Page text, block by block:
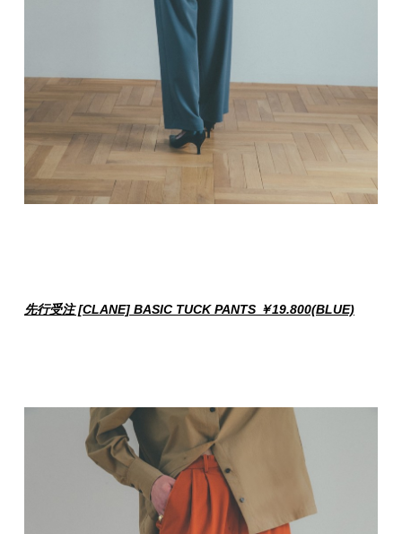
先行受注 [CLANE] BASIC TUCK PANTS ￥19.800(BLUE)